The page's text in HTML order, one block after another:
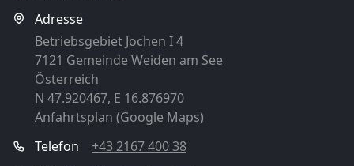
Adresse
Betriebsgebiet Jochen I 4
7121 Gemeinde Weiden am See
Österreich
N 47.920467, E 16.876970
Anfahrtsplan (Google Maps)
Telefon
+43 2167 400 38